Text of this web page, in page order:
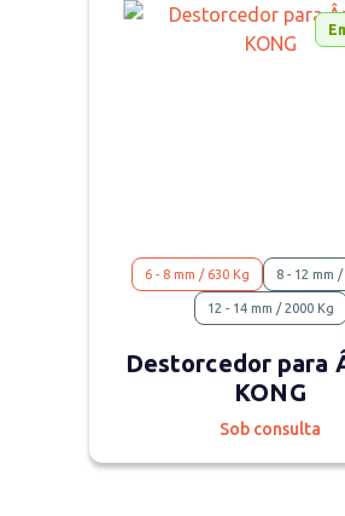
6 - 8 mm / 630 Kg 8 - 12 mm
12 - 14 mm / 2000 Kg
Destorcedor para
KONG
Sob consulta